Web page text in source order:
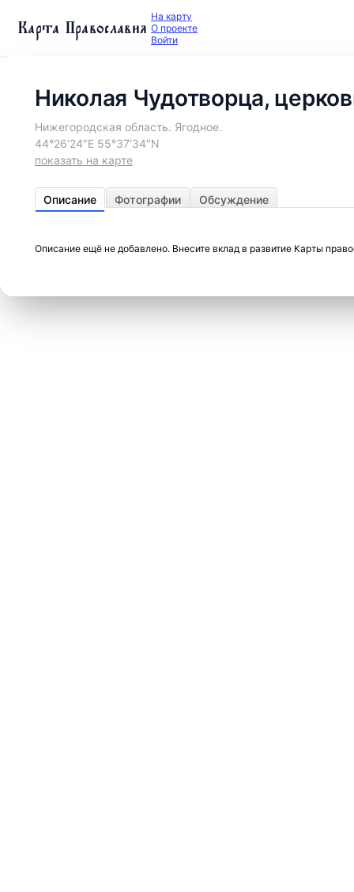
Карта Православия На карту
О проекте
Войти
Николая Чудотворца,
Нижегородская область. Ягодное.
44°26′24″E 55°37′34″N
показать на карте
Описание Фотографии Обсуждение
Описание ещё не добавлено. Внесите вклад в развитие Карты